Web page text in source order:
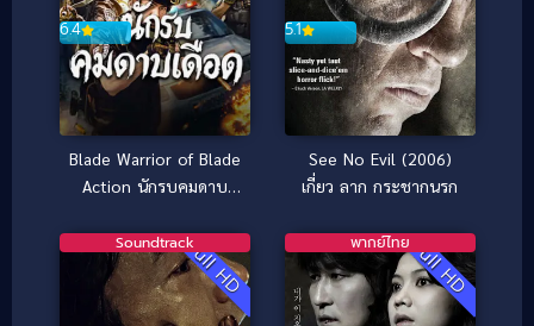
6.4
Blade Warrior of Blade
Action นักรบคมดาบ
5.1
See No Evil (2006)
เกี่ยว ลาก กระชากนรก
Full HD
Soundtrack Full HD
พากย์ไทย